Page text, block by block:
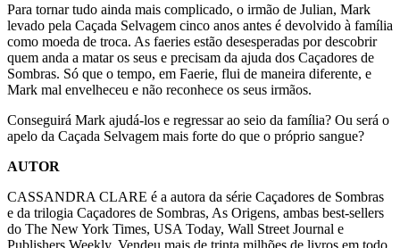
Para tornar tudo ainda mais complicado, o irmão de Julian, Mark
levado pela Caçada Selvagem cinco anos antes é devolvido à família
como moeda de troca. As faeries estão desesperadas por descobrir
quem anda a matar os seus e precisam da ajuda dos Caçadores de
Sombras. Só que o tempo, em Faerie, flui de maneira diferente, e
Mark mal envelheceu e não reconhece os seus irmãos.
Conseguirá Mark ajudá-los e regressar ao seio da família? Ou será o
apelo da Caçada Selvagem mais forte do que o próprio sangue?
AUTOR
CASSANDRA CLARE é a autora da série Caçadores de Sombras
e da trilogia Caçadores de Sombras, As Origens, ambas best-sellers
do The New York Times, USA Today, Wall Street Journal e
Publishers Weekly. Vendeu mais de trinta milhões de livros em todo